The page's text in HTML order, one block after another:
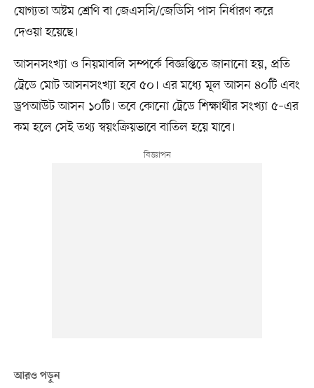
যোগ্যতা অষ্টম শ্রেণি বা জেএসসি/জেডিসি পাস নির্ধারণ করে
দেওয়া হয়েছে।
আসনসংখ্যা ও নিয়মাবলি সম্পর্কে বিজ্ঞপ্তিতে জানানো হয়, প্রতি
ট্রেডে মোট আসনসংখ্যা হবে ৫০। এর মধ্যে মূল আসন ৪০টি এবং
ড্রপআউট আসন ১০টি। তবে কোনো ট্রেডে শিক্ষার্থীর সংখ্যা ৫–এর
কম হলে সেই তথ্য স্বয়ংক্রিয়ভাবে বাতিল হয়ে যাবে।
আরও পড়ুন